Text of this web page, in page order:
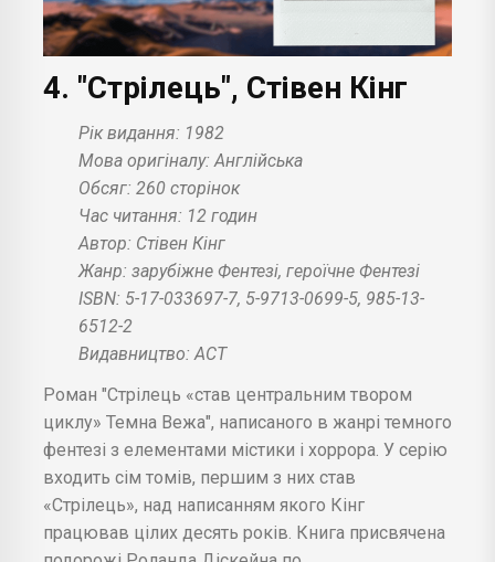
4. "Стрілець", Стівен Кінг
Рік видання: 1982
Мова оригіналу: Англійська
Обсяг: 260 сторінок
Час читання: 12 годин
Автор: Стівен Кінг
Жанр: зарубіжне Фентезі, героїчне Фентезі
ISBN: 5-17-033697-7, 5-9713-0699-5, 985-13-
6512-2
Видавництво: АСТ
Роман "Стрілець «став центральним твором
циклу» Темна Вежа", написаного в жанрі темного
фентезі з елементами містики і хоррора. У серію
входить сім томів, першим з них став
«Стрілець», над написанням якого Кінг
працював цілих десять років. Книга присвячена